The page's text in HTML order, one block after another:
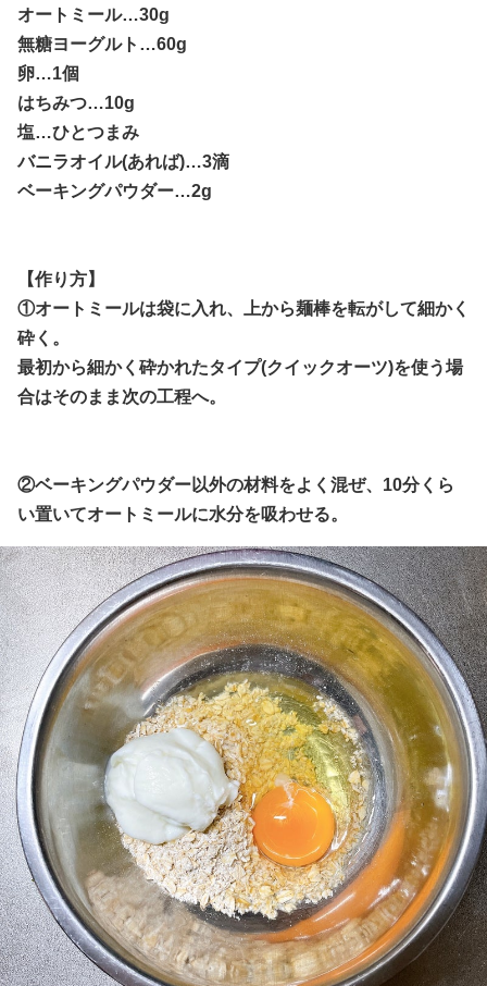
オートミール…30g
無糖ヨーグルト…60g
卵…1個
はちみつ…10g
塩…ひとつまみ
バニラオイル(あれば)…3滴
ベーキングパウダー…2g
【作り方】
①オートミールは袋に入れ、上から麺棒を転がして細かく
砕く。
最初から細かく砕かれたタイプ(クイックオーツ)を使う場
合はそのまま次の工程へ。
②ベーキングパウダー以外の材料をよく混ぜ、10分くら
い置いてオートミールに水分を吸わせる。